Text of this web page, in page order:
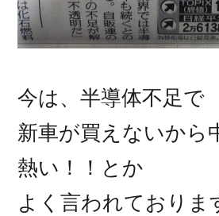
今は、半導体不足で
新車が買えないから
熱い！！とか
よく言われておりま